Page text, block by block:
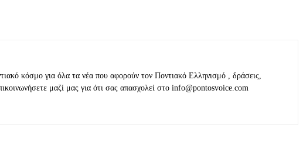
κόσμο για όλα τα νέα που αφορούν τον Ποντιακό Ελληνισμό , δράσεις,
μαζί μας για ότι σας απασχολεί στο info@pontosvoice.com